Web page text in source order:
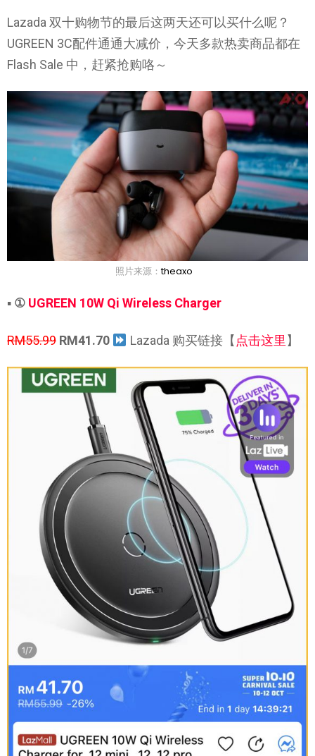
Lazada 双十购物节的最后这两天还可以买什么呢？
UGREEN 3C配件通通大减价，今天多款热卖商品都在
Flash Sale 中，赶紧抢购咯～
照片来源：theaxo
▪ ① UGREEN 10W Qi Wireless Charger
RM55.99 RM41.70 Lazada 购买链接【 点击这里 】